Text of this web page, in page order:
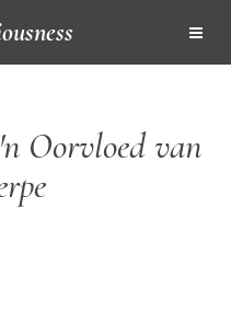
Oorvloed van